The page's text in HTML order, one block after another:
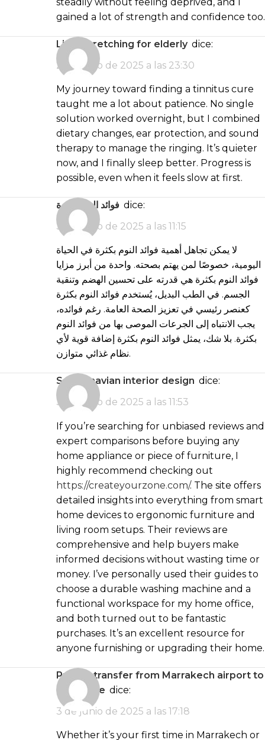
gained a lot of strength and confidence too.
light stretching for elderly dice:
2 de junio de 2025 a las 23:30
My journey toward finding a tinnitus cure
taught me a lot about patience. No single
solution worked overnight, but I combined
dietary changes, ear protection, and sound
therapy to manage the ringing. It’s quieter
now, and I finally sleep better. Progress is
possible, even when it feels slow at first.
فوائد النوم بكثرة
dice:
3 de junio de 2025 a las 11:15
لا يمكن تجاهل أهمية فوائد النوم بكثرة في الحياة
اليومية، خصوصًا لمن يهتم بصحته. واحدة من أبرز مزايا
فوائد النوم بكثرة هي قدرته على تحسين الهضم وتنقية
الجسم. في الطب البديل، يُستخدم فوائد النوم بكثرة
كعنصر رئيسي في تعزيز الصحة العامة. رغم فوائده،
يجب الانتباه إلى الجرعات الموصى بها من فوائد النوم
بكثرة. بلا شك، يمثل فوائد النوم بكثرة إضافة قوية لأي
نظام غذائي متوازن.
Scandinavian interior design dice:
3 de junio de 2025 a las 11:53
If you’re searching for unbiased reviews and
expert comparisons before buying any
home appliance or piece of furniture, I
highly recommend checking out
https://createyourzone.com/. The site offers
detailed insights into everything from smart
home devices to ergonomic furniture and
living room setups. Their reviews are
comprehensive and help buyers make
informed decisions without wasting time or
money. I’ve personally used their guides to
choose a durable washing machine and a
functional workspace for my home office,
and both turned out to be fantastic
purchases. It’s an excellent resource for
anyone furnishing or upgrading their home.
private transfer from Marrakech airport to
Palmeraie dice:
3 de junio de 2025 a las 17:18
Whether it’s your first time in Marrakech or